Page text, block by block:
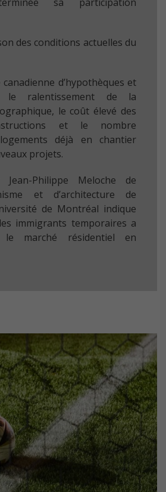
des conditions actuelles du
canadienne d’hypothèques et
le ralentissement de la
le coût élevé des
et le nombre
déjà en chantier
projets.
Philippe Meloche de
et d’architecture de
de Montréal indique
immigrants temporaires a
le marché résidentiel en